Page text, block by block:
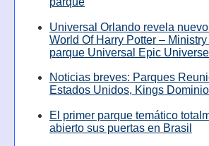
Universal Orlando revela
World Of Harry Potter –
parque Universal Epic
Noticias breves: Parques
Estados Unidos, Kings
El primer parque temático
abierto sus puertas en Brasil